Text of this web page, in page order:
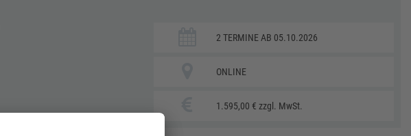
2 TERMINE AB 05.10.2026
ONLINE
1.595,00 € zzgl. MwSt.